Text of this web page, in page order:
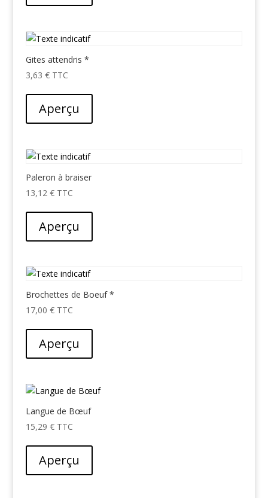
Gites attendris *
3,63 €
Aperçu
Paleron à braiser
13,12 €
Aperçu
Brochettes de Boeuf *
17,00 €
Aperçu
Langue de Bœuf
15,29 €
Aperçu